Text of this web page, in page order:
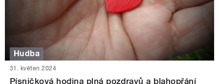
Hudba
31. květen 2024
Písničková hodina plná pozdravů a blahopřání